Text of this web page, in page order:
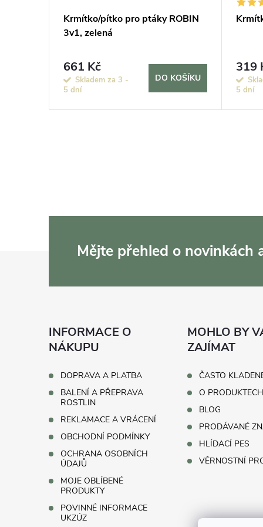
Krmítko/pítko pro ptáky ROBIN
3v1, zelená
661 Kč
Skladem za 3 -
5 dní
DO KOŠÍKU
319
5 dní
Mějte přehled o novinkách
INFORMACE O
NÁKUPU
DOPRAVA A PLATBA
BALENÍ A PŘEPRAVA
ROSTLIN
REKLAMACE A VRÁCENÍ
OBCHODNÍ PODMÍNKY
OCHRANA OSOBNÍCH
ÚDAJŮ
MOJE OBLÍBENÉ
PRODUKTY
POVINNÉ INFORMACE
UKZÚZ
MOHLO BY
ZAJÍMAT
ČASTO
O PRODUKTECH
BLOG
PRODÁVANÉ
HLÍDACÍ PES
VĚRNOSTNÍ